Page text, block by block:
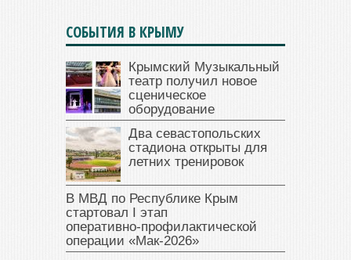
СОБЫТИЯ В КРЫМУ
Крымский Музыкальный
театр получил новое
сценическое
оборудование
Два севастопольских
стадиона открыты для
летних тренировок
В МВД по Республике Крым
стартовал I этап
оперативно‑профилактической
операции «Мак‑2026»